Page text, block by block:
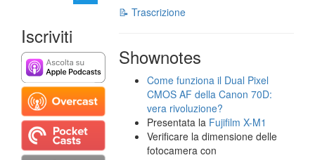
Iscriviti
📝 Trascrizione
Shownotes
Come funziona il Dual Pixel
CMOS AF della Canon 70D:
vera rivoluzione?
Presentata la Fujifilm X-M1
Verificare la dimensione delle
fotocamera con